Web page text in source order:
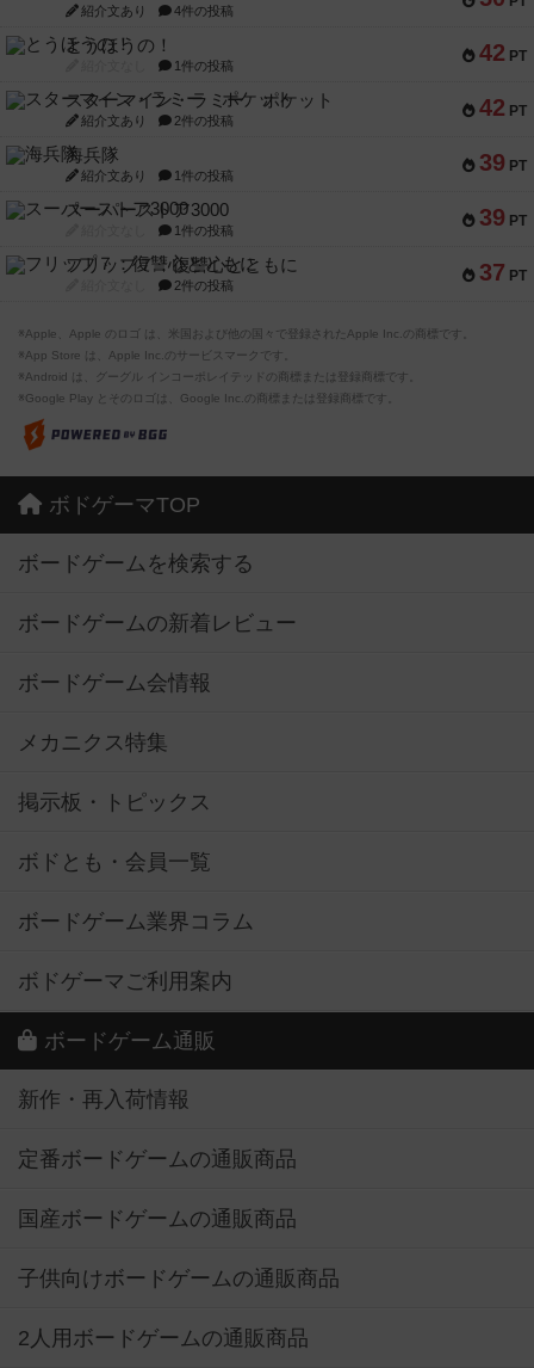
紹介文あり 4件の投稿
42 PT
とうほうの！
1件の投稿
42 PT
スターマイン・ラミー ポケット
紹介文あり 2件の投稿
39 PT
海兵隊
紹介文あり 1件の投稿
39 PT
スーパーストア3000
1件の投稿
37 PT
フリップ７：復讐心とともに
2件の投稿
※Apple、Apple のロゴ は、米国および他の国々で登録されたApple Inc.の商標です。
※App Store は、Apple Inc.のサービスマークです。
※Android は、グーグル インコーポレイテッドの商標または登録商標です。
※Google Play とそのロゴは、Google Inc.の商標または登録商標です。
ボドゲーマTOP
ボードゲームを検索する
ボードゲームの新着レビュー
ボードゲーム会情報
メカニクス特集
掲示板・トピックス
ボドとも・会員一覧
ボードゲーム業界コラム
ボドゲーマご利用案内
ボードゲーム通販
新作・再入荷情報
定番ボードゲームの通販商品
国産ボードゲームの通販商品
子供向けボードゲームの通販商品
2人用ボードゲームの通販商品